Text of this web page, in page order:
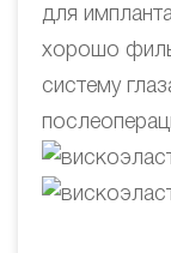
для
хорошо
систему